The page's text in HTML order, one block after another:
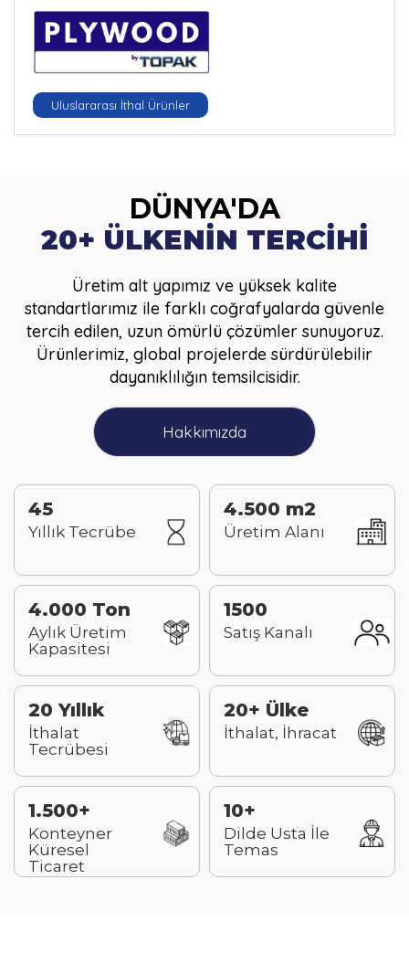
Uluslararası İthal Ürünler
DÜNYA'DA
20+ ÜLKENİN TERCİHİ
Üretim alt yapımız ve yüksek kalite
standartlarımız ile farklı coğrafyalarda güvenle
tercih edilen, uzun ömürlü çözümler sunuyoruz.
Ürünlerimiz, global projelerde sürdürülebilir
dayanıklılığın temsilcisidir.
Hakkımızda
45
Yıllık Tecrübe
4.500 m2
Üretim Alanı
4.000 Ton
Aylık Üretim
Kapasitesi
1500
Satış Kanalı
20 Yıllık
İthalat
Tecrübesi
20+ Ülke
İthalat, İhracat
1.500+
Konteyner
Küresel
Ticaret
10+
Dilde Usta İle
Temas